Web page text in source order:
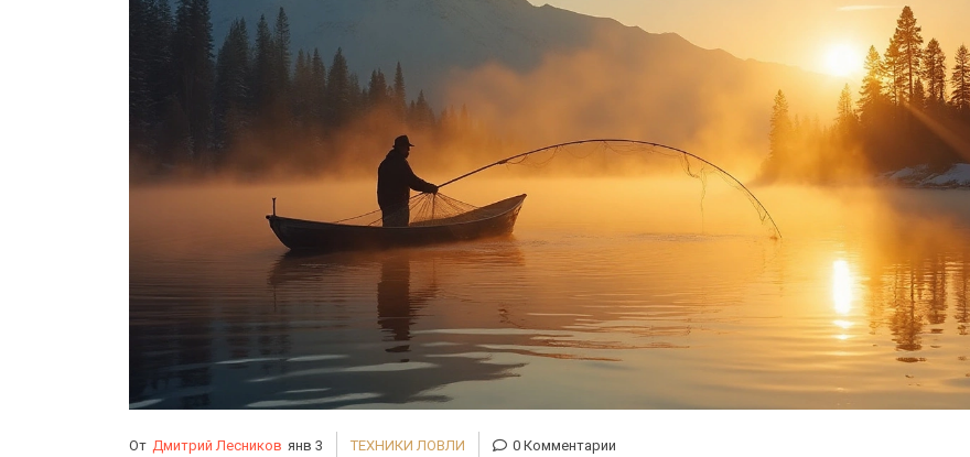
От Дмитрий Лесников янв 3 ТЕХНИКИ ЛОВЛИ 0 Комментарии